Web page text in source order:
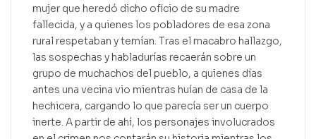
mujer que heredó dicho oficio de su madre
fallecida, y a quienes los pobladores de esa zona
rural respetaban y temían. Tras el macabro hallazgo,
las sospechas y habladurías recaerán sobre un
grupo de muchachos del pueblo, a quienes días
antes una vecina vio mientras huían de casa de la
hechicera, cargando lo que parecía ser un cuerpo
inerte. A partir de ahí, los personajes involucrados